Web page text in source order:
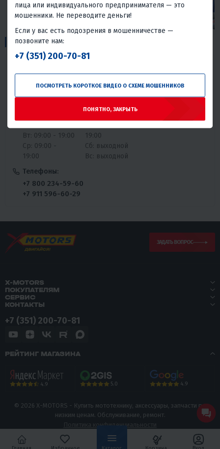
Пункты выдачи:
Вт: 09:00 - 19:00
Ср: 09:00 -
19:00
Чт: 09:00 - 19:00
19:00
Сб: выходной
Вс: выходной
Телефоны:
+7 800 234-59-60
+7 911 596-60-29
ЗАДАТЬ ВОПРОС
X-MOTORS
ПОКУПАТЕЛЯМ
СЕРВИС
КОНТАКТЫ
+7 (351) 200-70-81
РЕЙТИНГ МАГАЗИНА
4.9 5.0 4.9
© 2026 X-MOTORS - Купить мототехнику, аксессуары, запчасти по
низким ценам. Обслуживание, ремонт.
Политика конфиденциальности
лица или индивидуального предпринимателя — это
мошенники. Не переводите деньги!
Если у вас есть подозрения в мошенничестве —
позвоните нам:
+7 (351) 200-70-81
ПОСМОТРЕТЬ КОРОТКОЕ ВИДЕО О СХЕМЕ МОШЕННИКОВ
ПОНЯТНО, ЗАКРЫТЬ